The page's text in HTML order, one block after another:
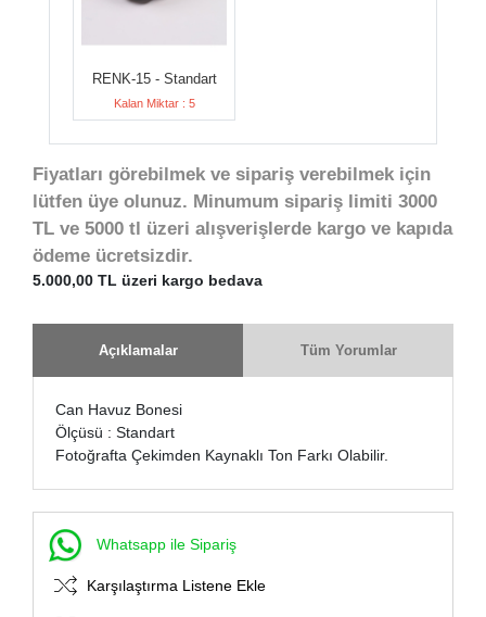
RENK-15 - Standart
Kalan Miktar : 5
Fiyatları görebilmek ve sipariş verebilmek için
lütfen üye olunuz. Minumum sipariş limiti 3000
TL ve 5000 tl üzeri alışverişlerde kargo ve kapıda
ödeme ücretsizdir.
5.000,00 TL üzeri kargo bedava
Açıklamalar Tüm Yorumlar
Can Havuz Bonesi
Ölçüsü : Standart
Fotoğrafta Çekimden Kaynaklı Ton Farkı Olabilir.
Whatsapp ile Sipariş
Karşılaştırma Listene Ekle